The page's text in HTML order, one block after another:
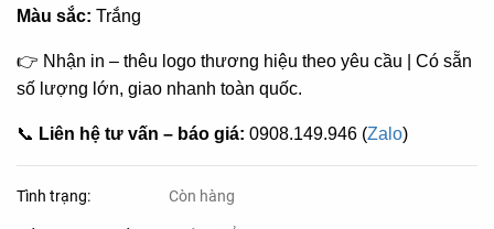
Màu sắc: Trắng
👉 Nhận in – thêu logo thương hiệu theo yêu cầu | Có sẵn
số lượng lớn, giao nhanh toàn quốc.
📞 Liên hệ tư vấn – báo giá: 0908.149.946 (Zalo)
Tình trạng: Còn hàng